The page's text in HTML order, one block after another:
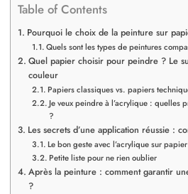
Table of Contents
Pourquoi le choix de la peinture sur
Quels sont les types de peintures
Quel papier choisir pour peindre ? Le
couleur
Papiers classiques vs. papiers
Je veux peindre à l’acrylique : quelles
?
Les secrets d’une application réussie :
Le bon geste avec l’acrylique sur papier
Petite liste pour ne rien oublier
Après la peinture : comment garantir
?